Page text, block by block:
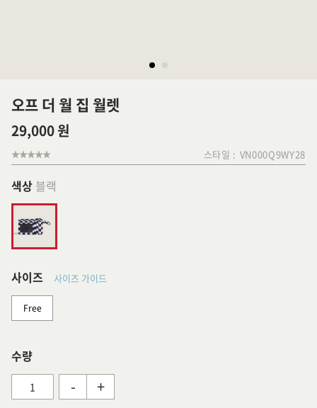
오프 더 월 집 월렛
29,000 원
스타일 : VN000Q9WY28
색상 블랙
사이즈 사이즈 가이드
Free
수량
- +